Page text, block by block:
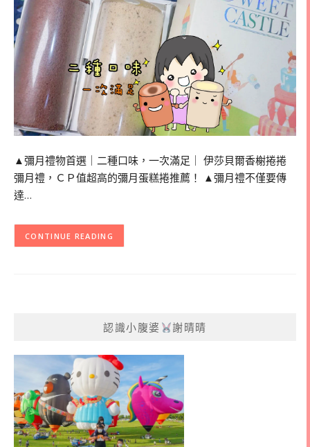
▲彌月禮物首選｜二種口味，一次滿足｜ 伊莎貝爾香榭捲捲
彌月禮，ＣＰ值超高的彌月蛋糕捲推薦！ ▲彌月禮不僅要傳
達…
CONTINUE READING
認識小腹婆 謝晴晴